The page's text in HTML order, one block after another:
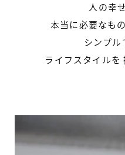
人の幸
本当に必要なも
シンプル
ライフスタイルを